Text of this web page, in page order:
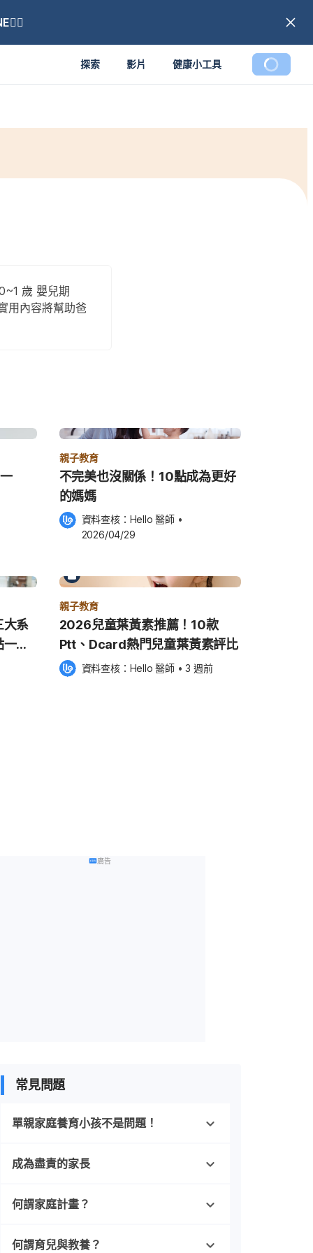
探索 影片 健康小工具
歲 嬰兒期
用內容將幫助爸
親子教育
不完美也沒關係！10點成為更好
的媽媽
資料查核： Hello 醫師 •
2026/04/29
大系
次
親子教育
2026兒童葉黃素推薦！10款
Ptt、Dcard熱門兒童葉黃素評比
資料查核： Hello 醫師 • 3 週前
廣告
常見問題
單親家庭養育小孩不是問題！
成為盡責的家長
何謂家庭計畫？
何謂育兒與教養？